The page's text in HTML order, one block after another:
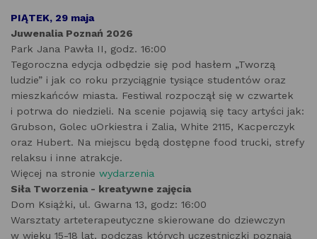
PIĄTEK, 29 maja
Juwenalia Poznań 2026
Park Jana Pawła II, godz. 16:00
Tegoroczna edycja odbędzie się pod hasłem „Tworzą
ludzie” i jak co roku przyciągnie tysiące studentów oraz
mieszkańców miasta. Festiwal rozpoczął się w czwartek
i potrwa do niedzieli. Na scenie pojawią się tacy artyści jak:
Grubson, Golec uOrkiestra i Zalia, White 2115, Kacperczyk
oraz Hubert. Na miejscu będą dostępne food trucki, strefy
relaksu i inne atrakcje.
Więcej na stronie wydarzenia
Siła Tworzenia - kreatywne zajęcia
Dom Książki, ul. Gwarna 13, godz: 16:00
Warsztaty arteterapeutyczne skierowane do dziewczyn
w wieku 15-18 lat, podczas których uczestniczki poznają